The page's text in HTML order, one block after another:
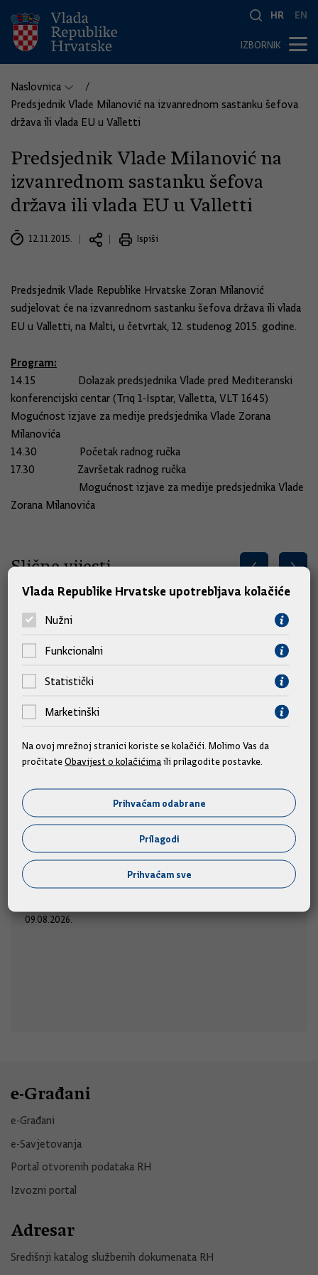
HR EN
IZBORNIK
Naslovnica
Predsjednik Vlade Milanović na izvanrednom sastanku šefova
država ili vlada EU u Valletti
Predsjednik Vlade Milanović na
izvanrednom sastanku šefova
država ili vlada EU u Valletti
12.11.2015. Ispiši
Predsjednik Vlade Republike Hrvatske Zoran Milanović
sudjelovat će na izvanrednom sastanku šefova država ili vlada
EU u Valletti, na Malti, u četvrtak, 12. studenog 2015. godine.
Program:
14.15 Dolazak predsjednika Vlade pred Mediteranski
konferencijski centar (Triq 1-Isptar, Valletta, VLT 1645)
Mogućnost izjave za medije predsjednika Vlade Zorana
Milanovića
14.30 Početak radnog ručka
17.30 Završetak radnog ručka
Mogućnost izjave za medije predsjednika Vlade
Zorana Milanovića
Slične vijesti
Predsjednik Vlade Plenković na 311. Sinjskoj
Predsjednik Vlade Andrej Plenković prisustvovat će 311.
Sinjskoj alci,u nedjelju, 9. kolovoza 2026.
09.08.2026.
e-Građani
e-Građani
e-Savjetovanja
Portal otvorenih podataka RH
Izvozni portal
Adresar
Središnji katalog službenih dokumenata RH
Vlada Republike Hrvatske upotrebljava kolačiće
Nužni
Funkcionalni
Statistički
Marketinški
Na ovoj mrežnoj stranici koriste se kolačići. Molimo Vas da
pročitateObavijest o kolačićima ili prilagodite postavke.
Prihvaćam odabrane
Prilagodi
Prihvaćam sve